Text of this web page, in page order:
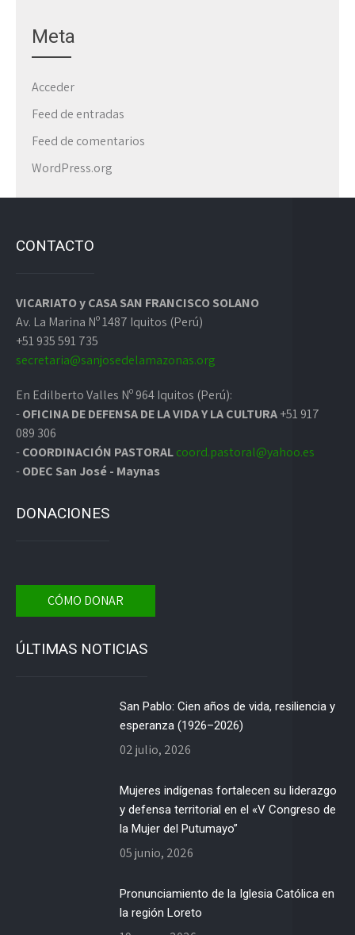
Meta
Acceder
Feed de entradas
Feed de comentarios
WordPress.org
CONTACTO
VICARIATO y CASA SAN FRANCISCO SOLANO
Av. La Marina Nº 1487 Iquitos (Perú)
+51 935 591 735
secretaria@sanjosedelamazonas.org
En Edilberto Valles Nº 964 Iquitos (Perú):
-OFICINA DE DEFENSA DE LA VIDA Y LA CULTURA+51 917
089 306
-COORDINACIÓN PASTORALcoord.pastoral@yahoo.es
-ODEC San José - Maynas
DONACIONES
CÓMO DONAR
ÚLTIMAS NOTICIAS
San Pablo: Cien años de vida, resiliencia y
esperanza (1926–2026)
02 julio, 2026
Mujeres indígenas fortalecen su liderazgo
y defensa territorial en el «V Congreso de
la Mujer del Putumayo”
05 junio, 2026
Pronunciamiento de la Iglesia Católica en
la región Loreto